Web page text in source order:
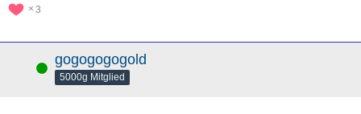
3
Online gogogogogold
5000g Mitglied